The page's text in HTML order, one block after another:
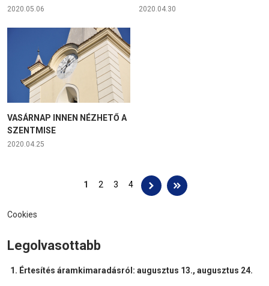
2020.05.06 2020.04.30
VASÁRNAP INNEN NÉZHETŐ A
SZENTMISE
2020.04.25
1 2 3 4
Cookies
Legolvasottabb
Értesítés áramkimaradásról: augusztus 13., augusztus 24.